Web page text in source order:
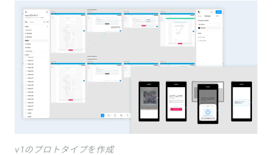
v1のプロトタイプを作成